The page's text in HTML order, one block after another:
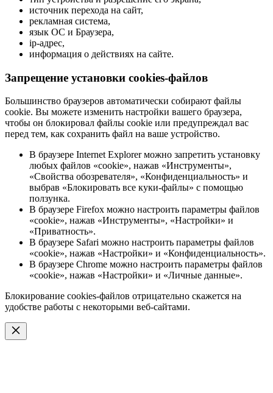
источник перехода на сайт,
рекламная система,
язык ОС и Браузера,
ip-адрес,
информация о действиях на сайте.
Запрещение установки cookies-файлов
Большинство браузеров автоматически собирают файлы
cookie. Вы можете изменить настройки вашего браузера,
чтобы он блокировал файлы cookie или предупреждал вас
перед тем, как сохранить файл на ваше устройство.
В браузере Internet Explorer можно запретить установку
любых файлов «cookie», нажав «Инструменты»,
«Свойства обозревателя», «Конфиденциальность» и
выбрав «Блокировать все куки-файлы» с помощью
ползунка.
В браузере Firefox можно настроить параметры файлов
«cookie», нажав «Инструменты», «Настройки» и
«Приватность».
В браузере Safari можно настроить параметры файлов
«cookie», нажав «Настройки» и «Конфиденциальность».
В браузере Chrome можно настроить параметры файлов
«cookie», нажав «Настройки» и «Личные данные».
Блокирование cookies-файлов отрицательно скажется на
удобстве работы с некоторыми веб-сайтами.